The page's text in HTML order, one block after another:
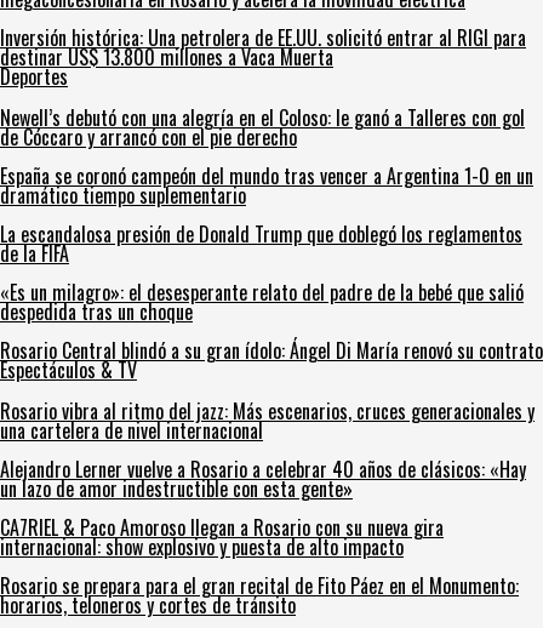
Inversión histórica: Una petrolera de EE.UU. solicitó entrar al RIGI para
destinar US$ 13.800 millones a Vaca Muerta
Deportes
Newell’s debutó con una alegría en el Coloso: le ganó a Talleres con gol
de Cóccaro y arrancó con el pie derecho
España se coronó campeón del mundo tras vencer a Argentina 1-0 en un
dramático tiempo suplementario
La escandalosa presión de Donald Trump que doblegó los reglamentos
de la FIFA
«Es un milagro»: el desesperante relato del padre de la bebé que salió
despedida tras un choque
Rosario Central blindó a su gran ídolo: Ángel Di María renovó su contrato
Espectáculos & TV
Rosario vibra al ritmo del jazz: Más escenarios, cruces generacionales y
una cartelera de nivel internacional
Alejandro Lerner vuelve a Rosario a celebrar 40 años de clásicos: «Hay
un lazo de amor indestructible con esta gente»
CA7RIEL & Paco Amoroso llegan a Rosario con su nueva gira
internacional: show explosivo y puesta de alto impacto
Rosario se prepara para el gran recital de Fito Páez en el Monumento:
horarios, teloneros y cortes de tránsito